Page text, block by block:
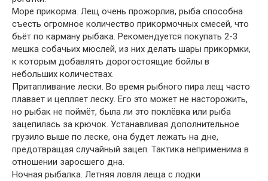
Море прикорма. Лещ очень прожорлив, рыба способна
съесть огромное количество прикормочных смесей, что
бьёт по карману рыбака. Рекомендуется покупать 2-3
мешка собачьих мюслей, из них делать шары прикормки,
к которым добавлять дорогостоящие бойлы в
небольших количествах.
Притапливание лески. Во время рыбного пира лещ часто
плавает и цепляет леску. Его это может не насторожить,
но рыбак не поймёт, была ли это поклёвка или рыба
зацепилась за крючок. Устанавливая дополнительное
грузило выше по леске, она будет лежать на дне,
предотвращая случайный зацеп. Тактика неприменима в
отношении заросшего дна.
Ночная рыбалка. Летняя ловля леща с лодки